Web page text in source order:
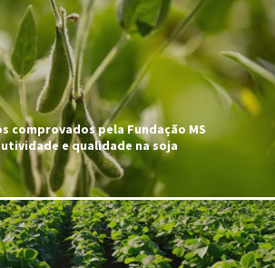
comprovados pela Fundação MS
e qualidade na soja